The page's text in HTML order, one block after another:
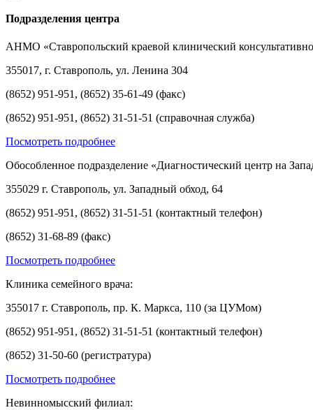
Подразделения центра
АНМО «Ставропольский краевой клинический
355017, г. Ставрополь, ул. Ленина 304
(8652) 951-951, (8652) 35-61-49 (факс)
(8652) 951-951, (8652) 31-51-51 (справочная служба)
Посмотреть подробнее
Обособленное подразделение «Диагностический центр на
355029 г. Ставрополь, ул. Западный обход, 64
(8652) 951-951, (8652) 31-51-51 (контактный телефон)
(8652) 31-68-89 (факс)
Посмотреть подробнее
Клиника семейного врача:
355017 г. Ставрополь, пр. К. Маркса, 110 (за ЦУМом)
(8652) 951-951, (8652) 31-51-51 (контактный телефон)
(8652) 31-50-60 (регистратура)
Посмотреть подробнее
Невинномысский филиал: